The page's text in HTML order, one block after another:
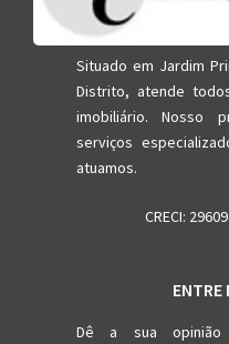
Situado em Jardim
Distrito, atende
imobiliário. Nosso
serviços
atuamos.
CRECI:
ENTRE
Dê a sua opinião